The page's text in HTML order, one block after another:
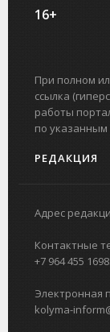
16+
При полном
ссылка
работы
по указанным
РЕДАКЦИЯ
Адрес
Контактные
+7 964 455 1698.
Электронная
kolyma-